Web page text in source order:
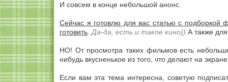
И совсем в конце небольшой анонс.
Сейчас я готовлю для вас статью с подборкой
готовить Да-да, есть и такое кино)) А также д
НО! От просмотра таких фильмов есть
нибудь вкусненькое из того, что делают на
Если вам эта тема интересна, советую